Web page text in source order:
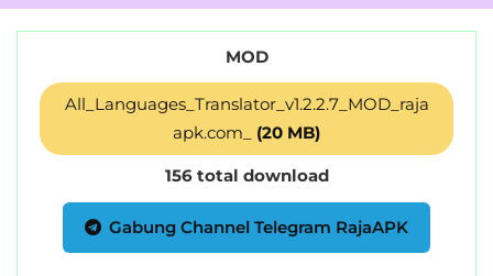
MOD
All_Languages_Translator_v1.2.2.7_MOD_raja
apk.com_ (20 MB)
156 total download
Gabung Channel Telegram RajaAPK